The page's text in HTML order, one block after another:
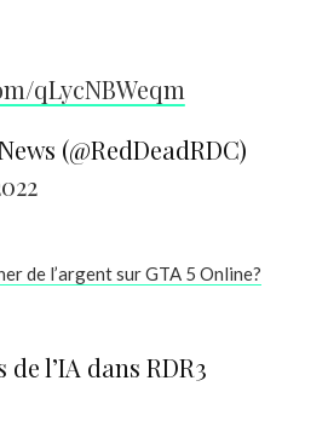
qLycNBWeqm
(@RedDeadRDC)
de l’argent sur GTA 5 Online?
l’IA dans RDR3